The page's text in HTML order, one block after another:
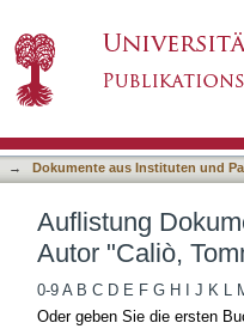
→ Dokumente aus Instituten und
Auflistung
Autor "Caliò,
0-9 A B C D E F G H J K L
Oder geben Sie die ersten